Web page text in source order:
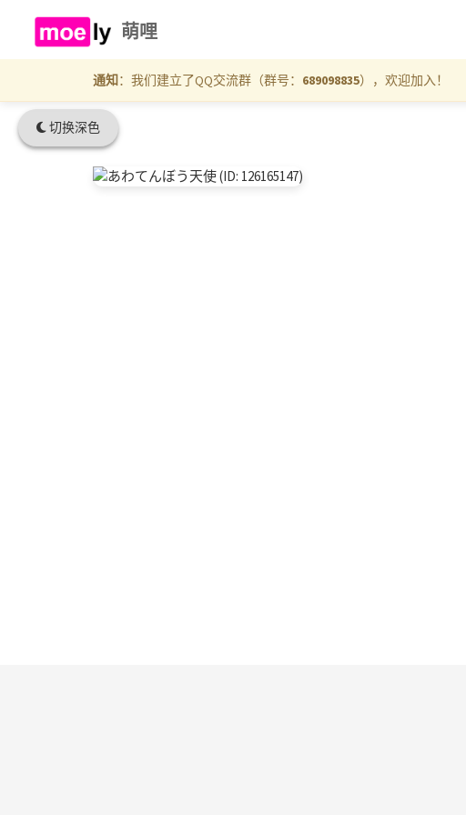
切换深色
萌哩
通知：我们建立了QQ交流群（群号： 689098835），欢迎加入！